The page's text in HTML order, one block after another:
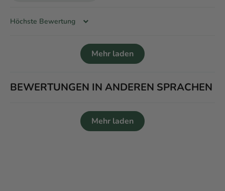
Sort by
Mehr laden
BEWERTUNGEN IN ANDEREN SPRACHEN
Mehr laden